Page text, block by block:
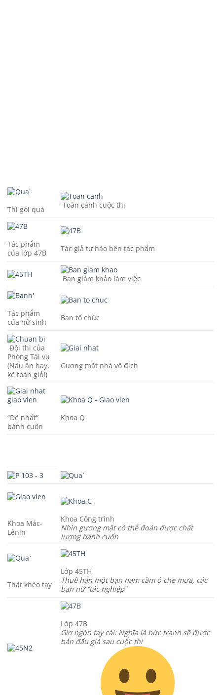
Thi gói quà Toàn cảnh cuộc thi
Tác phẩm
của lớp 47B
Tác giả tự hào bên tác phẩm
Ban giám khảo làm việc
Tác phẩm
của nữ sinh
Ban tổ chức
Đội thi của
Phòng Tài vụ
(Nấu ăn hay,
kế toán giỏi)
Gương mặt nhà vô địch
“Đệ nhất”
bánh cuốn
Khoa Q
Khoa Mác-
Lênin
Khoa Công trình
Nhìn gương mặt có thể đoán được chất
lượng bánh cuốn
Thật khéo tay
Lớp 45TH
Thuê hẳn một bạn nam cầm ô che mưa, các
bạn nữ “tác nghiệp”
Lớp 47B
Giơ ngón tay cái: Nghĩa là bức tranh sẽ được
bán đấu giá sau cuộc thi